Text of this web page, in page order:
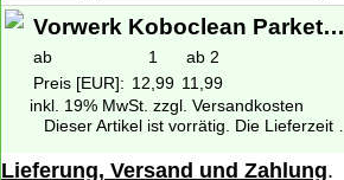
Vorwerk Koboclean Parkett 500ml
ab 1
ab 2
Preis [EUR]: 12,99 11,99
inkl. 19% MwSt. zzgl. Versandkosten
Dieser Artikel ist vorrätig. Die Lieferzeit beträgt 1-2 Werktage deutschlandweit. Weitere Informationen zu den Lieferzeiten finden Sie unter
Lieferung, Versand und Zahlung.